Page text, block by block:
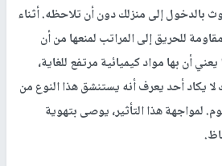
بالدخول إلى منزلك دون أن تلاحظه. أثناء
للحريق إلى المراتب لمنعها من أن
أن بها مواد كيميائية مرتفع للغاية،
لا يكاد أحد يعرف أنه يستنشق هذا النوع من
لمواجهة هذا التأثير، يوصى بتهوية